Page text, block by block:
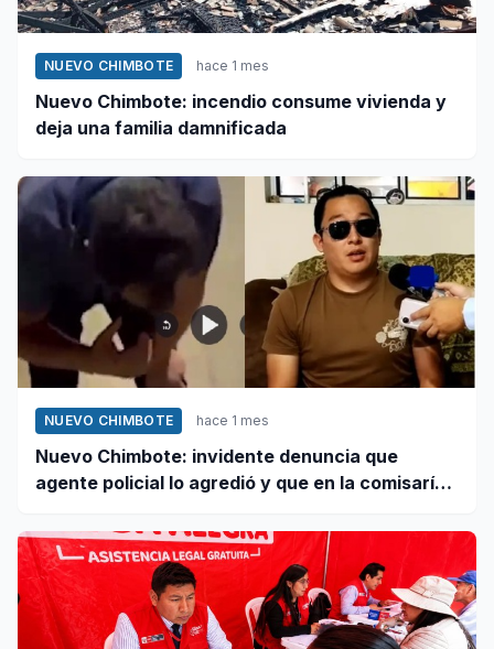
NUEVO CHIMBOTE hace 1 mes
Nuevo Chimbote: incendio consume vivienda y
deja una familia damnificada
NUEVO CHIMBOTE hace 1 mes
Nuevo Chimbote: invidente denuncia que
agente policial lo agredió y que en la comisaría